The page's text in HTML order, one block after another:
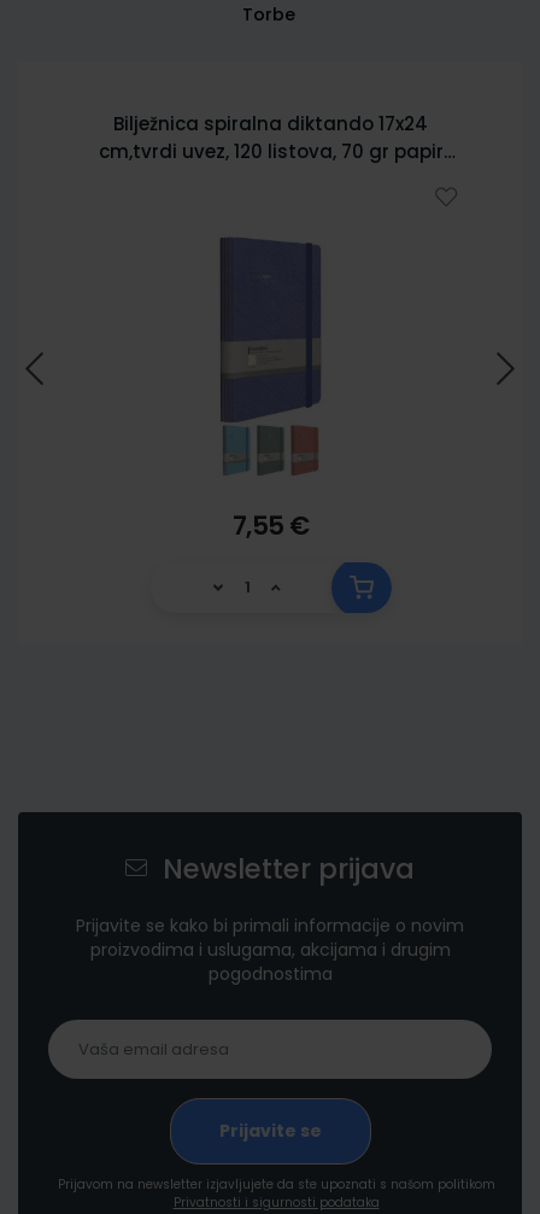
Torbe
Bilježnica spiralna diktando 17x24
cm,tvrdi uvez, 120 listova, 70 gr papir
7,55 €
Newsletter prijava
Prijavite se kako bi primali informacije o novim
proizvodima i uslugama, akcijama i drugim
pogodnostima
Prijavom na newsletter izjavljujete da ste upoznati s našom politikom
Privatnosti i sigurnosti podataka